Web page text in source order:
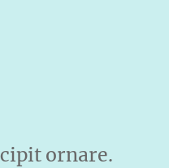
ornare.